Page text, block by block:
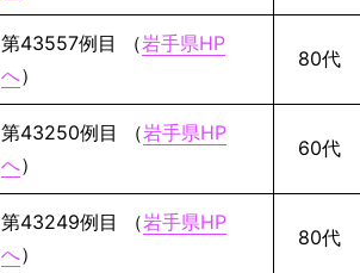
第43557例目 （岩手県HP
へ）
80代
第43250例目 （岩手県HP
へ）
60代
第43249例目 （岩手県HP
へ）
80代